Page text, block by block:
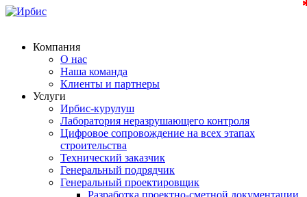
Компания
О нас
Наша команда
Клиенты и партнеры
Услуги
Ирбис-курулуш
Лаборатория неразрушающего контроля
Цифровое сопровождение на всех этапах
строительства
Технический заказчик
Генеральный подрядчик
Генеральный проектировщик
Разработка проектно-сметной документации